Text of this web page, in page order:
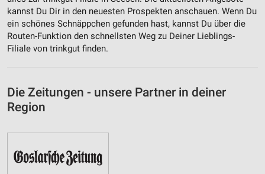
kannst Du Dir in den neuesten Prospekten anschauen. Wenn Du
ein schönes Schnäppchen gefunden hast, kannst Du über die
Routen-Funktion den schnellsten Weg zu Deiner Lieblings-
Filiale von trinkgut finden.
Die Zeitungen - unsere Partner in deiner
Region